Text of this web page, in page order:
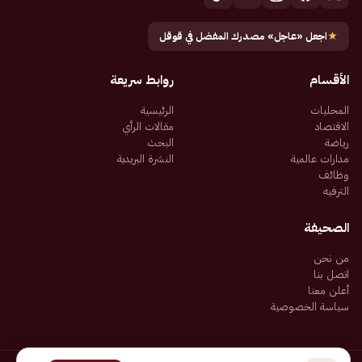
★اجعل «عاجل» مصدرك المفضل في قوقل
الأقسام
المحليات
الاقتصاد
رياضة
مدارات عالمية
وظائف
الترفيه
روابط سريعة
الرئيسية
مقالات الرأي
البحث
النشرة البريدية
الصحيفة
من نحن
اتصل بنا
أعلن معنا
سياسة الخصوصية